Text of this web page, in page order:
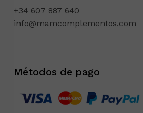
+34 607 887 640
info@mamcomplementos.com
Métodos de pago